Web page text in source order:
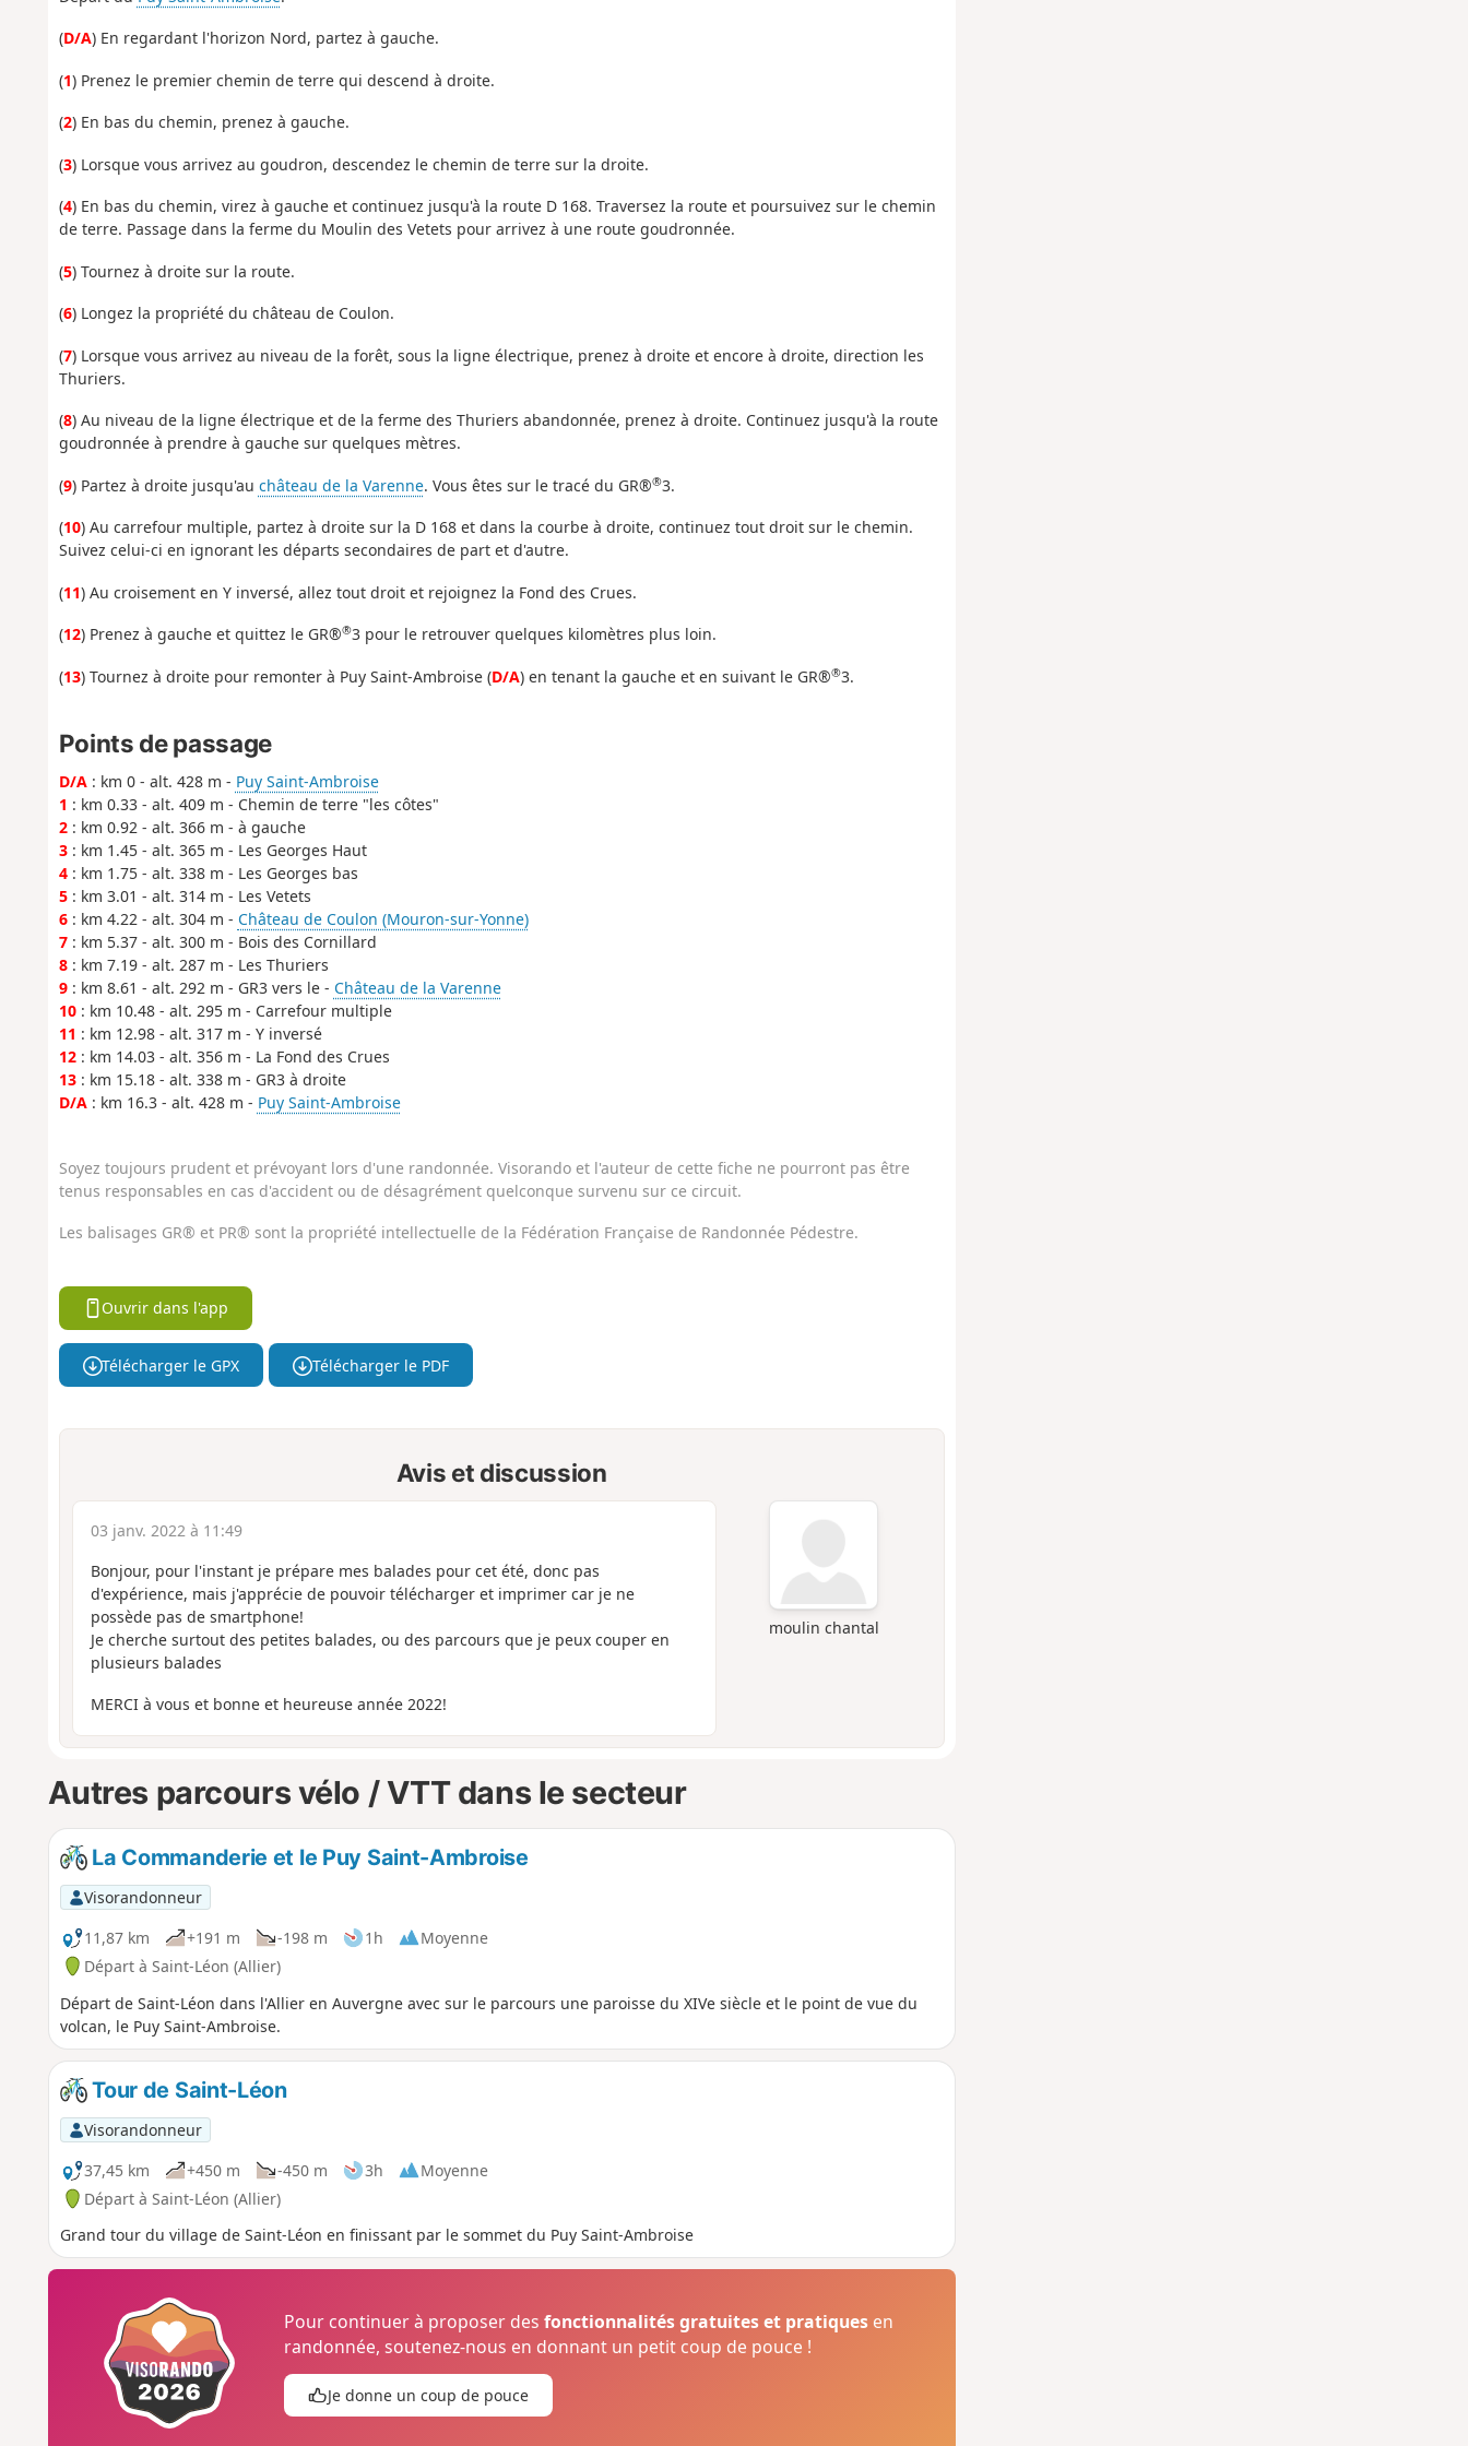
(D/A) En regardant l'horizon Nord, partez à gauche.
(1) Prenez le premier chemin de terre qui descend à droite.
(2) En bas du chemin, prenez à gauche.
(3) Lorsque vous arrivez au goudron, descendez le chemin de terre sur la droite.
(4) En bas du chemin, virez à gauche et continuez jusqu'à la route D 168. Traversez la route et poursuivez sur le chemin
de terre. Passage dans la ferme du Moulin des Vetets pour arrivez à une route goudronnée.
(5) Tournez à droite sur la route.
(6) Longez la propriété du château de Coulon.
(7) Lorsque vous arrivez au niveau de la forêt, sous la ligne électrique, prenez à droite et encore à droite, direction les
Thuriers.
(8) Au niveau de la ligne électrique et de la ferme des Thuriers abandonnée, prenez à droite. Continuez jusqu'à la route
goudronnée à prendre à gauche sur quelques mètres.
(9) Partez à droite jusqu'au château de la Varenne. Vous êtes sur le tracé du GR®®3.
(10) Au carrefour multiple, partez à droite sur la D 168 et dans la courbe à droite, continuez tout droit sur le chemin.
Suivez celui-ci en ignorant les départs secondaires de part et d'autre.
(11) Au croisement en Y inversé, allez tout droit et rejoignez la Fond des Crues.
(12) Prenez à gauche et quittez le GR®®3 pour le retrouver quelques kilomètres plus loin.
(13) Tournez à droite pour remonter à Puy Saint-Ambroise (D/A) en tenant la gauche et en suivant le GR®®3.
Points de passage
D/A: km 0 - alt. 428 m - Puy Saint-Ambroise
1 : km 0.33 - alt. 409 m - Chemin de terre "les côtes"
2: km 0.92 - alt. 366 m - à gauche
3: km 1.45 - alt. 365 m - Les Georges Haut
4: km 1.75 - alt. 338 m - Les Georges bas
5: km 3.01 - alt. 314 m - Les Vetets
6: km 4.22 - alt. 304 m - Château de Coulon (Mouron-sur-Yonne)
7: km 5.37 - alt. 300 m - Bois des Cornillard
8: km 7.19 - alt. 287 m - Les Thuriers
9: km 8.61 - alt. 292 m - GR3 vers le - Château de la Varenne
10: km 10.48 - alt. 295 m - Carrefour multiple
11 : km 12.98 - alt. 317 m - Y inversé
12: km 14.03 - alt. 356 m - La Fond des Crues
13: km 15.18 - alt. 338 m - GR3 à droite
D/A: km 16.3 - alt. 428 m - Puy Saint-Ambroise
Soyez toujours prudent et prévoyant lors d'une randonnée. Visorando et l'auteur de cette fiche ne pourront pas être
tenus responsables en cas d'accident ou de désagrément quelconque survenu sur ce circuit.
Les balisages GR® et PR® sont la propriété intellectuelle de la Fédération Française de Randonnée Pédestre.
Ouvrir dans l'app
Télécharger le GPX Télécharger le PDF
Avis et discussion
moulin chantal
03 janv. 2022 à 11:49
Bonjour, pour l'instant je prépare mes balades pour cet été, donc pas
d'expérience, mais j'apprécie de pouvoir télécharger et imprimer car je ne
possède pas de smartphone!
Je cherche surtout des petites balades, ou des parcours que je peux couper en
plusieurs balades
MERCI à vous et bonne et heureuse année 2022!
Autres parcours vélo / VTT dans le secteur
La Commanderie et le Puy Saint-Ambroise
Visorandonneur
11,87 km
+191 m -198 m 1h
Moyenne
Départ à Saint-Léon (Allier)
Départ de Saint-Léon dans l'Allier en Auvergne avec sur le parcours une paroisse du XIVe siècle et le point de vue du
volcan, le Puy Saint-Ambroise.
Tour de Saint-Léon
Visorandonneur
37,45 km
+450 m -450 m 3h
Moyenne
Départ à Saint-Léon (Allier)
Grand tour du village de Saint-Léon en finissant par le sommet du Puy Saint-Ambroise
Pour continuer à proposer desfonctionnalités gratuites et pratiques en
randonnée, soutenez-nous en donnant un petit coup de pouce !
Je donne un coup de pouce